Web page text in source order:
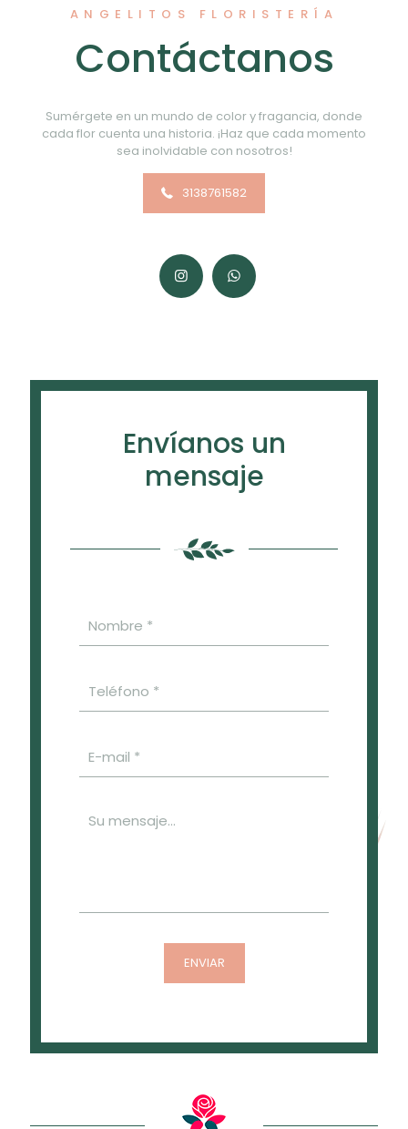
ANGELITOS FLORISTERÍA
Contáctanos
Sumérgete en un mundo de color y fragancia, donde
cada flor cuenta una historia. ¡Haz que cada momento
sea inolvidable con nosotros!
3138761582
Envíanos un
mensaje